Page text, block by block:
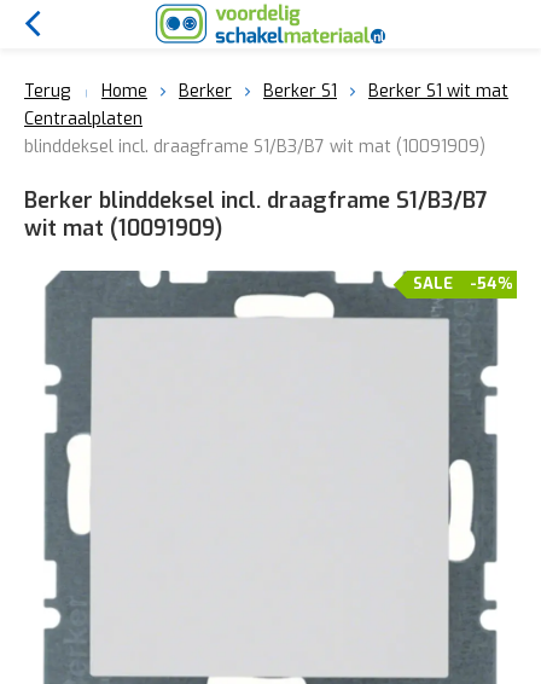
Terug Home Berker Berker S1
Berker S1 wit mat
Centraalplaten
blinddeksel incl. draagframe S1/B3/B7 wit mat (10091909)
Berker blinddeksel incl. draagframe S1/B3/B7
wit mat (10091909)
-54%
SALE